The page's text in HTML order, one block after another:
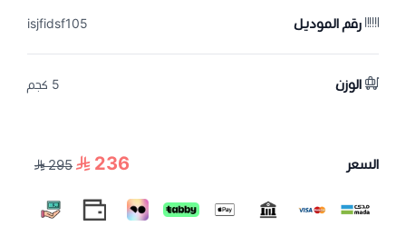
رقم الموديل isjfidsf105
الوزن 5 كجم
السعر 236
295